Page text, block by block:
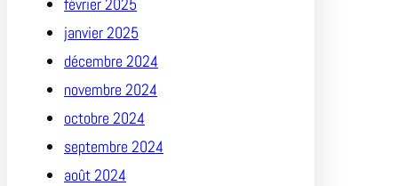
janvier 2025
décembre 2024
novembre 2024
octobre 2024
septembre 2024
août 2024